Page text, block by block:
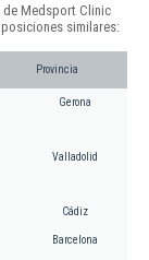
de Medsport Clinic
posiciones similares:
Provincia
Gerona
Valladolid
Cádiz
Barcelona